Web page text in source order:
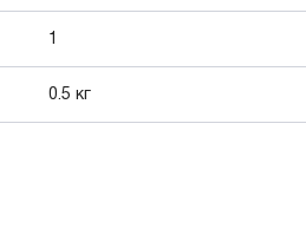
1
0.5 кг